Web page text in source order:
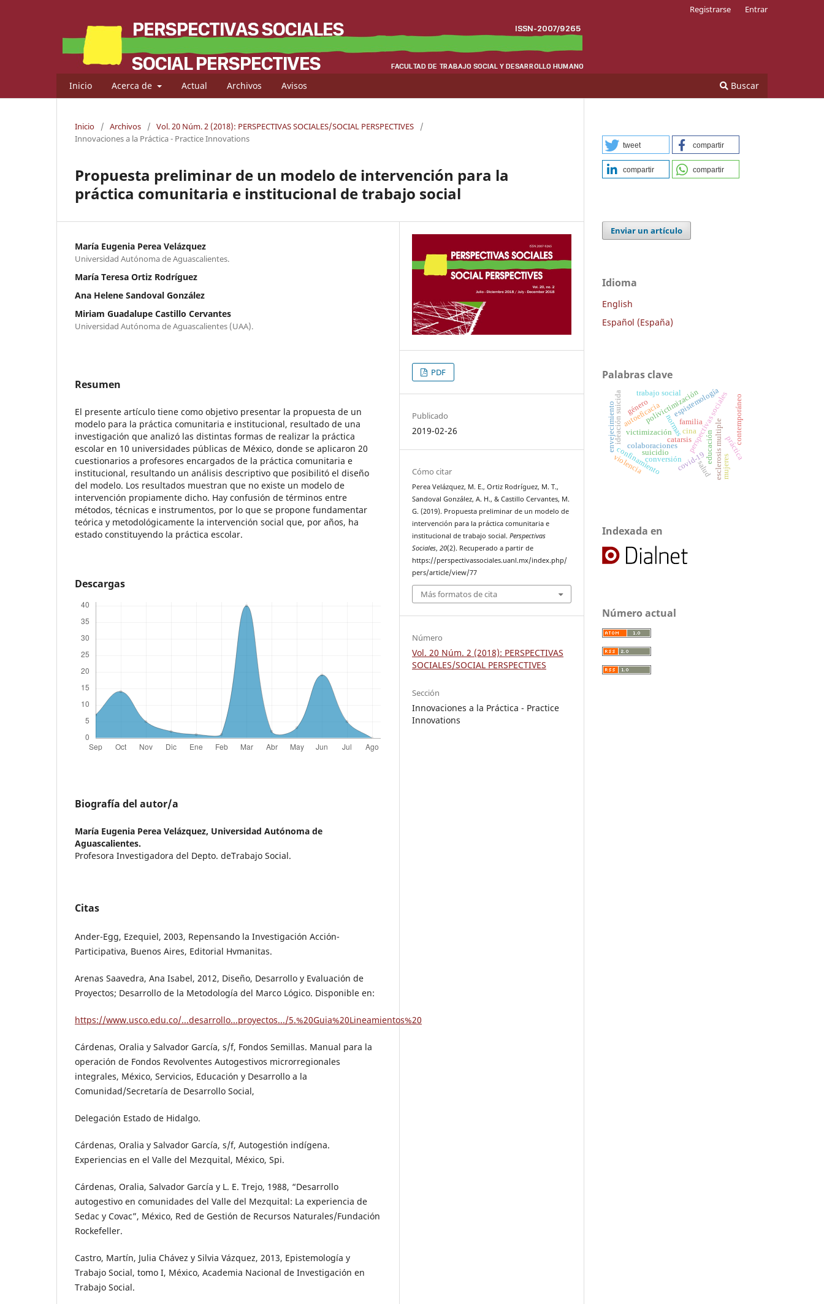
Inicio Acerca de Actual Archivos Avisos Buscar
Registrarse Entrar
Inicio / Archivos / Vol. 20 Núm. 2 (2018): PERSPECTIVAS SOCIALES/SOCIAL PERSPECTIVES
/
Innovaciones a la Práctica - Practice Innovations
Propuesta preliminar de un modelo de intervención para la
práctica comunitaria e institucional de trabajo social
María Eugenia Perea Velázquez
Universidad Autónoma de Aguascalientes.
María Teresa Ortiz Rodríguez
Ana Helene Sandoval González
Miriam Guadalupe Castillo Cervantes
Universidad Autónoma de Aguascalientes (UAA).
Resumen
El presente artículo tiene como objetivo presentar la propuesta de un
modelo para la práctica comunitaria e institucional, resultado de una
investigación que analizó las distintas formas de realizar la práctica
escolar en 10 universidades públicas de México, donde se aplicaron 20
cuestionarios a profesores encargados de la práctica comunitaria e
institucional, resultando un análisis descriptivo que posibilitó el diseño
del modelo. Los resultados muestran que no existe un modelo de
intervención propiamente dicho. Hay confusión de términos entre
métodos, técnicas e instrumentos, por lo que se propone fundamentar
teórica y metodológicamente la intervención social que, por años, ha
estado constituyendo la práctica escolar.
Descargas
Biografía del autor/a
María Eugenia Perea Velázquez, Universidad Autónoma de
Aguascalientes.
Profesora Investigadora del Depto. deTrabajo Social.
Citas
Ander-Egg, Ezequiel, 2003, Repensando la Investigación Acción-
Participativa, Buenos Aires, Editorial Hvmanitas.
Arenas Saavedra, Ana Isabel, 2012, Diseño, Desarrollo y Evaluación de
Proyectos; Desarrollo de la Metodología del Marco Lógico. Disponible en:
https://www.usco.edu.co/...desarrollo...proyectos.../5.%20Guia%20Lineamientos%20
Cárdenas, Oralia y Salvador García, s/f, Fondos Semillas. Manual para la
operación de Fondos Revolventes Autogestivos microrregionales
integrales, México, Servicios, Educación y Desarrollo a la
Comunidad/Secretaría de Desarrollo Social,
Delegación Estado de Hidalgo.
Cárdenas, Oralia y Salvador García, s/f, Autogestión indígena.
Experiencias en el Valle del Mezquital, México, Spi.
Cárdenas, Oralia, Salvador García y L. E. Trejo, 1988, “Desarrollo
autogestivo en comunidades del Valle del Mezquital: La experiencia de
Sedac y Covac”, México, Red de Gestión de Recursos Naturales/Fundación
Rockefeller.
Castro, Martín, Julia Chávez y Silvia Vázquez, 2013, Epistemología y
Trabajo Social, tomo I, México, Academia Nacional de Investigación en
Trabajo Social.
PDF
Publicado
2019-02-26
Cómo citar
Perea Velázquez, M. E., Ortiz Rodríguez, M. T.,
Sandoval González, A. H., & Castillo Cervantes, M.
G. (2019). Propuesta preliminar de un modelo de
intervención para la práctica comunitaria e
institucional de trabajo social.Perspectivas
Sociales,20(2). Recuperado a partir de
https://perspectivassociales.uanl.mx/index.php/
pers/article/view/77
Más formatos de cita
Número
Vol. 20 Núm. 2 (2018): PERSPECTIVAS
SOCIALES/SOCIAL PERSPECTIVES
Sección
Innovaciones a la Práctica - Practice
Innovations
tweet compartir
compartir compartir
Enviar un artículo
Idioma
English
Español (España)
Palabras clave
normas
colaboraciones perspectivas sociales
victimización
polivictimización
suicidio covid-19
confinamiento
ideación suicida autoeficacia
esclerosis multiple
catarsis
conversión
envejecimiento familia
violencia
espistemología
práctica
contemporáneo
educación
salud
género
mujeres
trabajo social
cina
Indexada en
Número actual